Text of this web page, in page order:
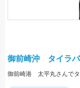
御前崎沖 タイラバ